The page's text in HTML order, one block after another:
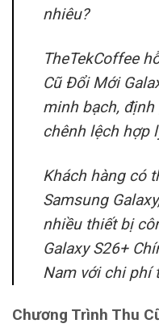
nhiêu?
TheTekCoffee
Cũ Đổi Mới
minh bạch,
chênh lệch hợp
Khách hàng có
Samsung
nhiều thiết bị
Galaxy S26+
Nam với chi phí
Chương Trình Thu